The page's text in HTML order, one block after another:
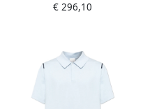
Multicolor Heren
€ 296,10